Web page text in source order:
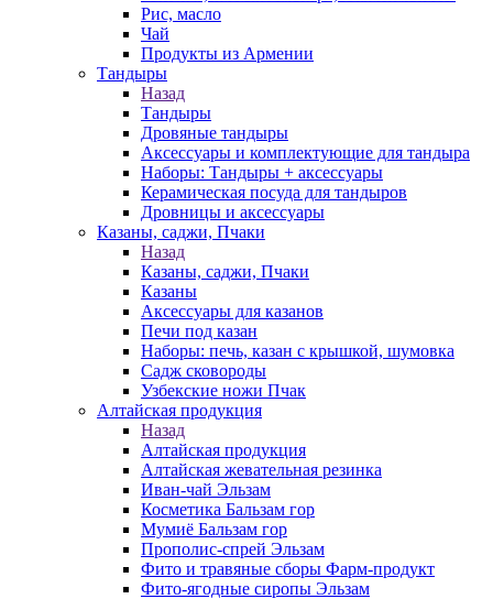
Рис, масло
Чай
Продукты из Армении
Тандыры
Назад
Тандыры
Дровяные тандыры
Аксессуары и комплектующие для тандыра
Наборы: Тандыры + аксессуары
Керамическая посуда для тандыров
Дровницы и аксессуары
Казаны, саджи, Пчаки
Назад
Казаны, саджи, Пчаки
Казаны
Аксессуары для казанов
Печи под казан
Наборы: печь, казан с крышкой, шумовка
Садж сковороды
Узбекские ножи Пчак
Алтайская продукция
Назад
Алтайская продукция
Алтайская жевательная резинка
Иван-чай Эльзам
Косметика Бальзам гор
Мумиё Бальзам гор
Прополис-спрей Эльзам
Фито и травяные сборы Фарм-продукт
Фито-ягодные сиропы Эльзам